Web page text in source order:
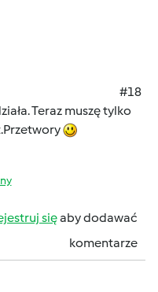
#18
Teraz muszę tylko
sięaby dodawać
komentarze